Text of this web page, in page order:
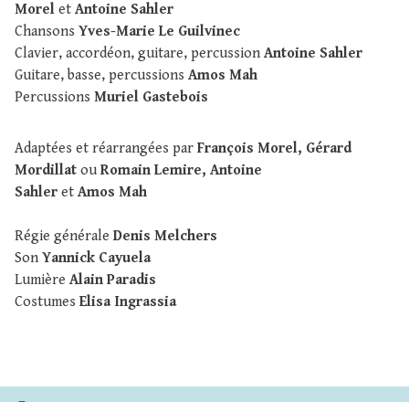
Morel et Antoine Sahler
Chansons Yves-Marie Le Guilvinec
Clavier, accordéon, guitare, percussion Antoine Sahler
Guitare, basse, percussions Amos Mah
Percussions Muriel Gastebois
Adaptées et réarrangées par François Morel, Gérard
Mordillat ou Romain Lemire, Antoine
Sahler et Amos Mah
Régie générale Denis Melchers
Son Yannick Cayuela
Lumière Alain Paradis
Costumes Elisa Ingrassia